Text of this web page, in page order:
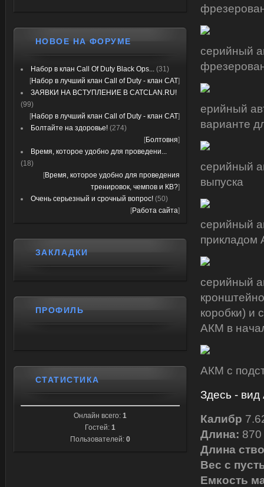
серийный
ерийный
варианте
серийный
выпуска
серийный
серийный
коробки) и
АКМ в
АКМ с
Здесь -
Калибр
Длина:
Длина
Вес с
Емкость
НОВОЕ НА ФОРУМЕ
Набор в клан Call Of Duty Black Ops... (31)
[Набор в лучший клан Call of Duty - клан CAT]
ЗАЯВКИ НА ВСТУПЛЕНИЕ В CATCLAN.RU!
(99)
[Набор в лучший клан Call of Duty - клан CAT]
Болтайте на здоровье! (274)
[Болтовня]
Время, которое удобно для проведени...
(18)
[Время, которое удобно для проведения
тренировок, чемпов и КВ?]
Очень серьезный и срочный вопрос! (50)
[Работа сайта]
ЗАКЛАДКИ
ПРОФИЛЬ
СТАТИСТИКА
Онлайн всего: 1
Гостей: 1
Пользователей: 0